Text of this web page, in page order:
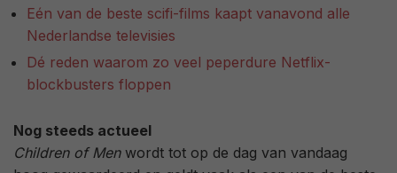
Eén van de beste scifi-films kaapt vanavond alle
Nederlandse televisies
Dé reden waarom zo veel peperdure Netflix-
blockbusters floppen
Nog steeds actueel
Children of Menwordt tot op de dag van vandaag